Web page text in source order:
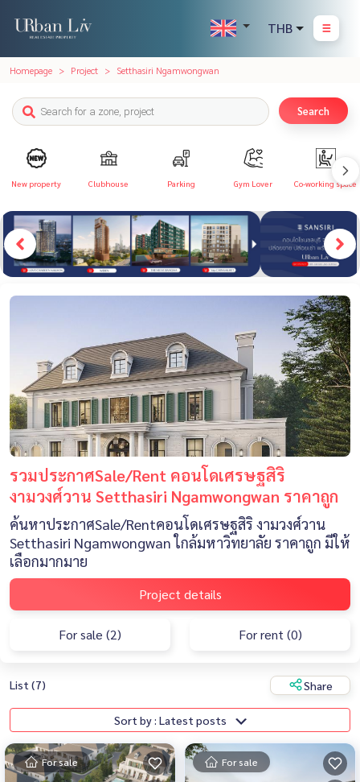
THB
Homepage Project Setthasiri Ngamwongwan
Search
New property Clubhouse Parking Gym Lover Co-working space
รวมประกาศSale/Rent คอนโดเศรษฐสิริ
งามวงศ์วาน Setthasiri Ngamwongwan ราคาถูก
ค้นหาประกาศSale/Rentคอนโดเศรษฐสิริ งามวงศ์วาน
Setthasiri Ngamwongwan ใกล้มหาวิทยาลัย ราคาถูก มีให้
เลือกมากมาย
Project details
For sale (2) For rent (0)
List (7) Share
Sort by : Latest posts
For sale For sale